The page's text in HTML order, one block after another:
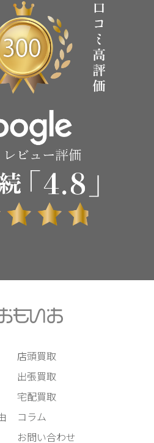
店頭買取
出張買取
宅配買取
コラム
お問い合わせ